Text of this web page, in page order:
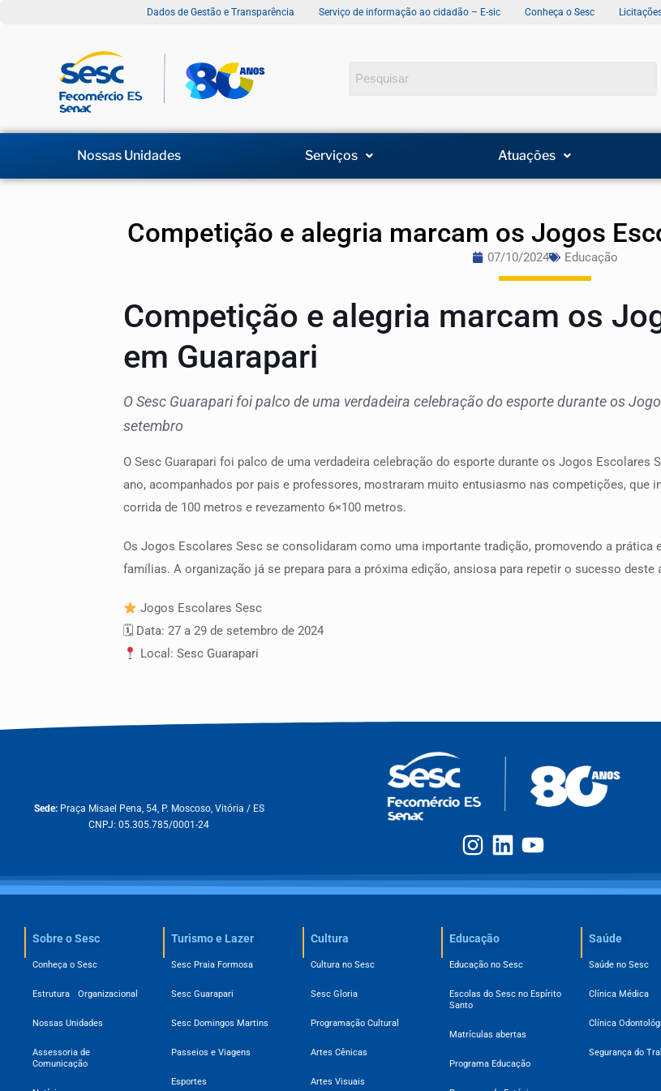
Dados de Gestão e Transparência Serviço de informação ao cidadão – E-sic Conheça o Sesc
Nossas Unidades Serviços Atuações
Competição e alegria marcam os Jogos
07/10/2024 Educação
Competição e alegria marcam os
em Guarapari
O Sesc Guarapari foi palco de uma verdadeira celebração do esporte durante os
setembro
O Sesc Guarapari foi palco de uma verdadeira celebração do esporte durante os Jogos Escolares
ano, acompanhados por pais e professores, mostraram muito entusiasmo nas competições, que
corrida de 100 metros e revezamento 6×100 metros.
Os Jogos Escolares Sesc se consolidaram como uma importante tradição, promovendo a
famílias. A organização já se prepara para a próxima edição, ansiosa para repetir o sucesso deste
Jogos Escolares Sesc
🗓 Data: 27 a 29 de setembro de 2024
Local: Sesc Guarapari
Sede: Praça Misael Pena, 54, P. Moscoso, Vitória / ES
CNPJ: 05.305.785/0001-24
Sobre o Sesc​
Conheça o Sesc
Estrutura Organizacional
Nossas Unidades
Assessoria de
Comunicação
Turismo e Lazer
Sesc Praia Formosa
Sesc Guarapari
Sesc Domingos Martins
Passeios e Viagens
Esportes
Cultura
Cultura no Sesc
Sesc Gloria
Programação Cultural
Artes Cênicas
Artes Visuais
Educação
Educação no Sesc
Escolas do Sesc no Espírito
Santo
Matrículas abertas
Programa Educação
Saúde
Saúde no Sesc
Clínica Médica
Clínica
Segurança do